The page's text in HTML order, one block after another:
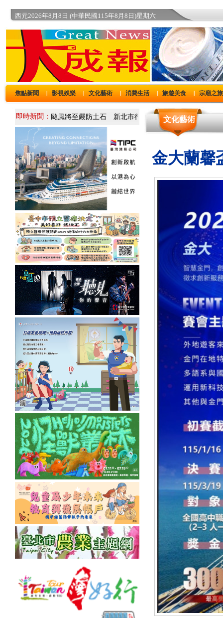
西元2026年8月8日 (中華民國115年8月8日)星期六
焦點新聞 影視娛樂 文化藝術 消費生活 旅遊美食 宗廟之旅
即時新聞： 文化藝術
金大蘭馨